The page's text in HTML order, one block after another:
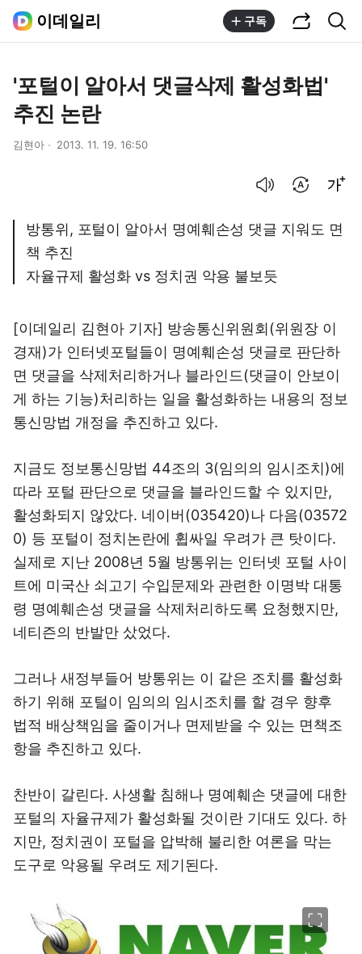
이데일리 구독
'포털이 알아서 댓글삭제 활성화법'
추진 논란
김현아 2013. 11. 19. 16:50
방통위, 포털이 알아서 명예훼손성 댓글 지워도 면
책 추진
자율규제 활성화 vs 정치권 악용 불보듯
[이데일리 김현아 기자] 방송통신위원회(위원장 이
경재)가 인터넷포털들이 명예훼손성 댓글로 판단하
면 댓글을 삭제처리하거나 블라인드(댓글이 안보이
게 하는 기능)처리하는 일을 활성화하는 내용의 정보
통신망법 개정을 추진하고 있다.
지금도 정보통신망법 44조의 3(임의의 임시조치)에
따라 포털 판단으로 댓글을 블라인드할 수 있지만,
활성화되지 않았다. 네이버(035420)나 다음(03572
0) 등 포털이 정치논란에 휩싸일 우려가 큰 탓이다.
실제로 지난 2008년 5월 방통위는 인터넷 포털 사이
트에 미국산 쇠고기 수입문제와 관련한 이명박 대통
령 명예훼손성 댓글을 삭제처리하도록 요청했지만,
네티즌의 반발만 샀었다.
그러나 새정부들어 방통위는 이 같은 조치를 활성화
하기 위해 포털이 임의의 임시조치를 할 경우 향후
법적 배상책임을 줄이거나 면제받을 수 있는 면책조
항을 추진하고 있다.
찬반이 갈린다. 사생활 침해나 명예훼손 댓글에 대한
포털의 자율규제가 활성화될 것이란 기대도 있다. 하
지만, 정치권이 포털을 압박해 불리한 여론을 막는
도구로 악용될 우려도 제기된다.